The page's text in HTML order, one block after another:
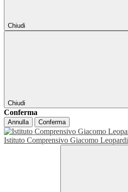
Chiudi
Chiudi
Conferma
Annulla Conferma
Istituto Comprensivo Giacomo Leopardi